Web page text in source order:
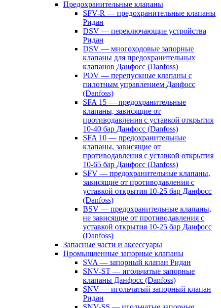
Предохранительные клапаны
SFV-R — предохранительные клапаны
Ридан
DSV — переключающие устройства
Ридан
DSV — многоходовые запорные
клапаны для предохранительных
клапанов Данфосс (Danfoss)
POV — перепускные клапаны с
пилотным управлением Данфосс
(Danfoss)
SFA 15 — предохранительные
клапаны, зависящие от
противодавления с уставкой открытия
10-40 бар Данфосс (Danfoss)
SFA 10 — предохранительные
клапаны, зависящие от
противодавления с уставкой открытия
10-65 бар Данфосс (Danfoss)
SFV — предохранительные клапаны,
зависящие от противодавления с
уставкой открытия 10-25 бар Данфосс
(Danfoss)
BSV — предохранительные клапаны,
не зависящие от противодавления с
уставкой открытия 10-25 бар Данфосс
(Danfoss)
Запасные части и аксессуары
Промышленные запорные клапаны
SVA — запорный клапан Ридан
SNV-ST — игольчатые запорные
клапаны Данфосс (Danfoss)
SNV — игольчатый запорный клапан
Ридан